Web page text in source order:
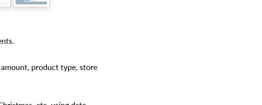
product type, store